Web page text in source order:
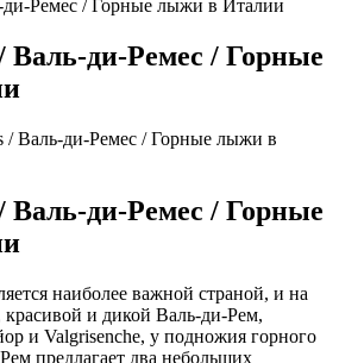
Валь-ди-Ремес / Горные
/ Валь-ди-Ремес / Горные лыжи в
Валь-ди-Ремес / Горные
наиболее важной страной, и на
красивой и дикой Валь-ди-Рем,
и Valgrisenche, у подножия горного
предлагает два небольших